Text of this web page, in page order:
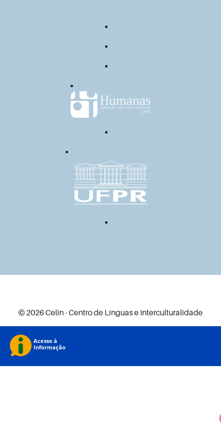
© 2026 Celin - Centro de Línguas e Interculturalidade